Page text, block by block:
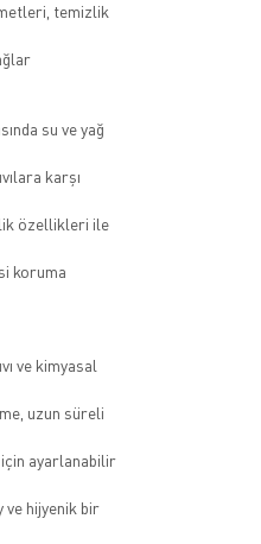
temizlik
su ve yağ
karşı
özellikleri ile
koruma
ve kimyasal
uzun süreli
ayarlanabilir
ve hijyenik bir